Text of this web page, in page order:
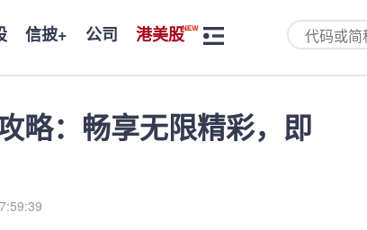
信披+ 公司 港美股
略：畅享无限精彩，即